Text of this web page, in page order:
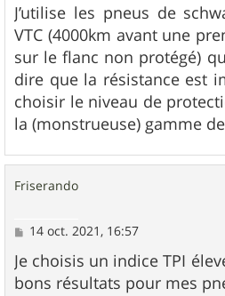
s
s
a
g
e
J’utilise les pneus de
VTC (4000km avant une
sur le flanc non protégé)
dire que la résistance est
choisir le niveau de
la (monstrueuse) gamme
Friserando
M
s
s
a
14 oct. 2021, 16:57
Je choisis un indice TPI
bons résultats pour mes